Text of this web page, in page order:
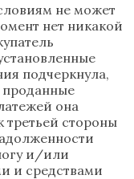
не может
нет никакой
подчеркнула,
проданные
она
третьей стороны
и/или
и средствами